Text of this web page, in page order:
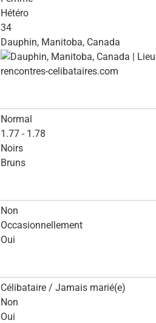
Hétéro
34
Dauphin, Manitoba, Canada
Normal
1.77 - 1.78
Noirs
Bruns
Non
Occasionnellement
Oui
Célibataire / Jamais marié(e)
Non
Oui